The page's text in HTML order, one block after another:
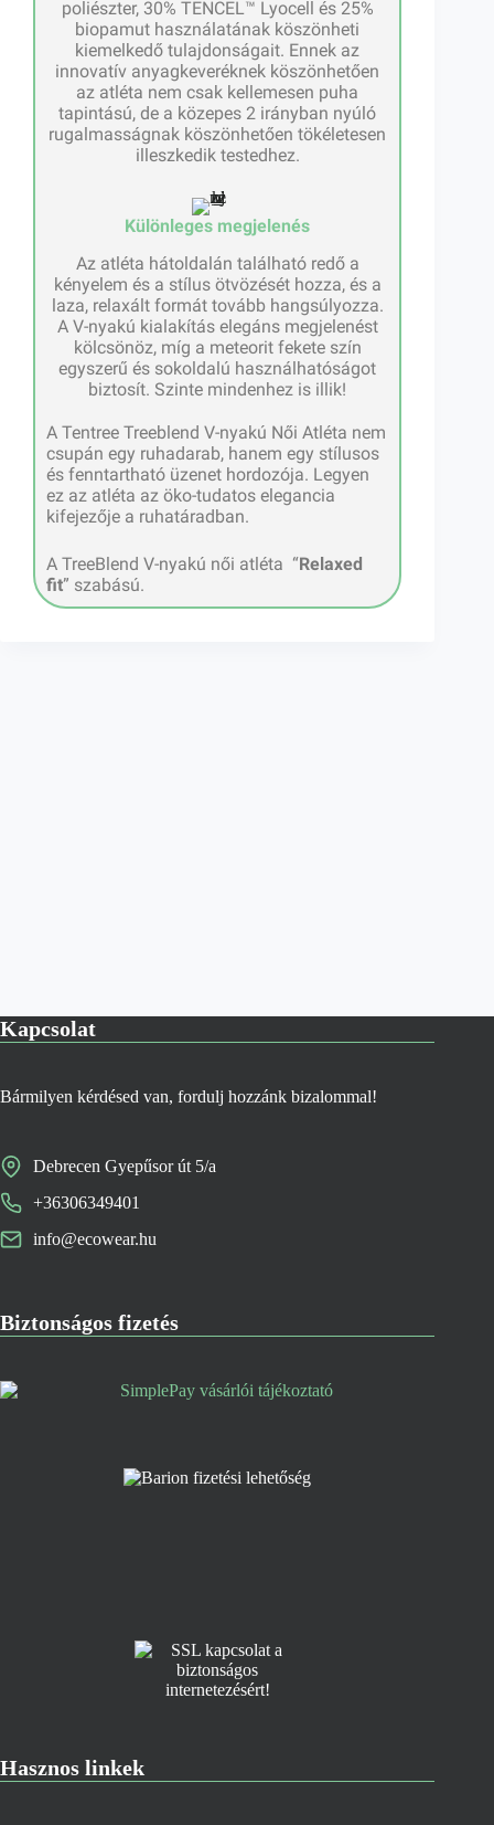
poliészter, 30% TENCEL™ Lyocell és 25%
biopamut használatának köszönheti
kiemelkedő tulajdonságait. Ennek az
innovatív anyagkeveréknek köszönhetően
az atléta nem csak kellemesen puha
tapintású, de a közepes 2 irányban nyúló
rugalmasságnak köszönhetően tökéletesen
illeszkedik testedhez.
Különleges megjelenés
Az atléta hátoldalán található redő a
kényelem és a stílus ötvözését hozza, és a
laza, relaxált formát tovább hangsúlyozza.
A V-nyakú kialakítás elegáns megjelenést
kölcsönöz, míg a meteorit fekete szín
egyszerű és sokoldalú használhatóságot
biztosít. Szinte mindenhez is illik!
A Tentree Treeblend V-nyakú Női Atléta nem
csupán egy ruhadarab, hanem egy stílusos
és fenntartható üzenet hordozója. Legyen
ez az atléta az öko-tudatos elegancia
kifejezője a ruhatáradban.
A TreeBlend V-nyakú női atléta “Relaxed
fit” szabású.
Kapcsolat
Bármilyen kérdésed van, fordulj hozzánk bizalommal!
Debrecen Gyepűsor út 5/a
+36306349401
info@ecowear.hu
Biztonságos fizetés
Hasznos linkek